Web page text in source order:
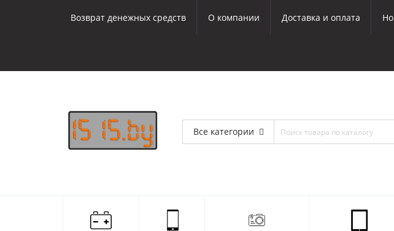
Возврат денежных средств О компании Доставка и оплата
Все категории